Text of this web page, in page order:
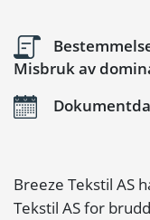
Misbruk av
Breeze Tekstil AS
Tekstil AS for